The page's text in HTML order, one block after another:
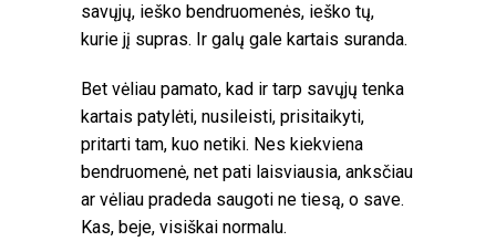
savųjų, ieško bendruomenės, ieško tų,
kurie jį supras. Ir galų gale kartais suranda.
Bet vėliau pamato, kad ir tarp savųjų tenka
kartais patylėti, nusileisti, prisitaikyti,
pritarti tam, kuo netiki. Nes kiekviena
bendruomenė, net pati laisviausia, anksčiau
ar vėliau pradeda saugoti ne tiesą, o save.
Kas, beje, visiškai normalu.